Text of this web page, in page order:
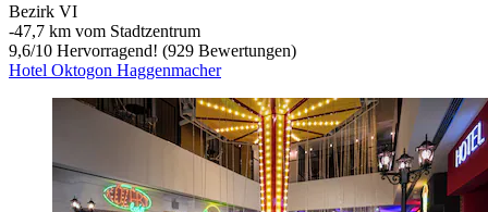
Bezirk VI
‐47,7 km vom Stadtzentrum
9,6/10 Hervorragend! (929 Bewertungen)
Hotel Oktogon Haggenmacher